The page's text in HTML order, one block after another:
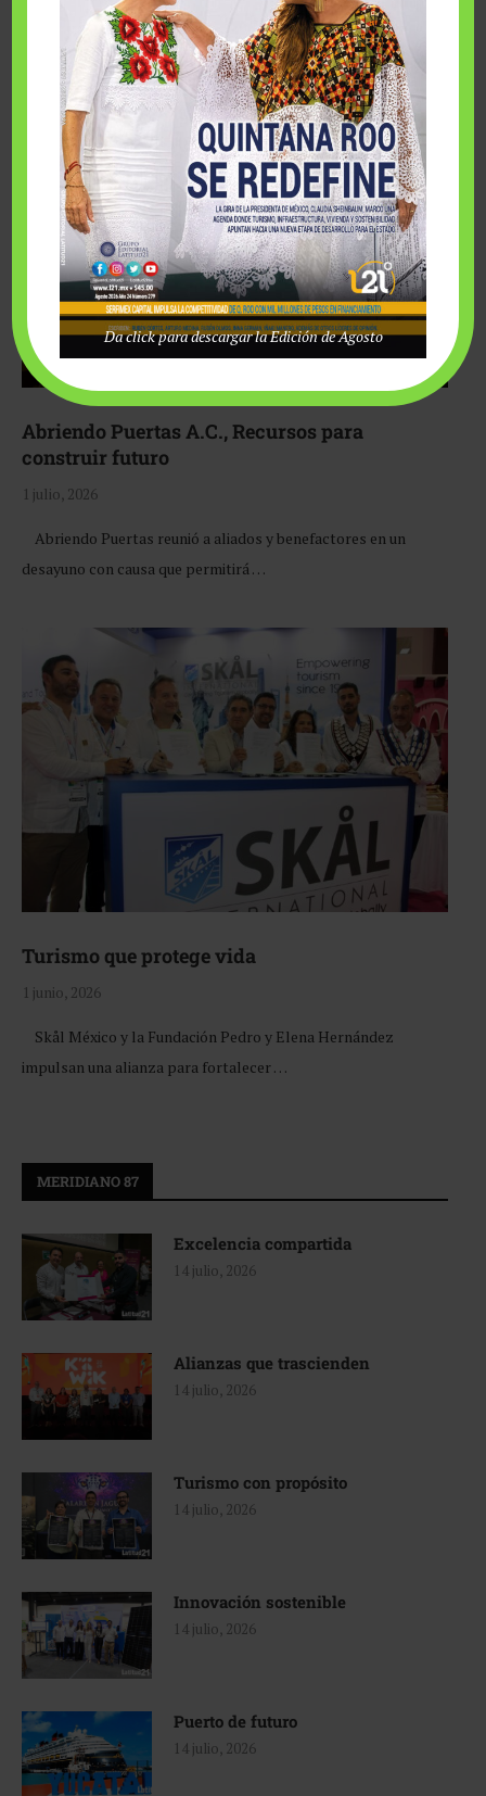
Fairmont Mayakoba y Make-A-Wish México unieron
esfuerzos para hacer realidad el deseo de una …
Abriendo Puertas A.C., Recursos para
construir futuro
1 julio, 2026
Abriendo Puertas reunió a aliados y benefactores en un
desayuno con causa que permitirá …
Turismo que protege vida
1 junio, 2026
Skål México y la Fundación Pedro y Elena Hernández
impulsan una alianza para fortalecer …
MERIDIANO 87
Excelencia compartida
14 julio, 2026
Alianzas que trascienden
14 julio, 2026
Turismo con propósito
14 julio, 2026
Innovación sostenible
14 julio, 2026
Puerto de futuro
14 julio, 2026
Da click para descargar la Edición de Agosto